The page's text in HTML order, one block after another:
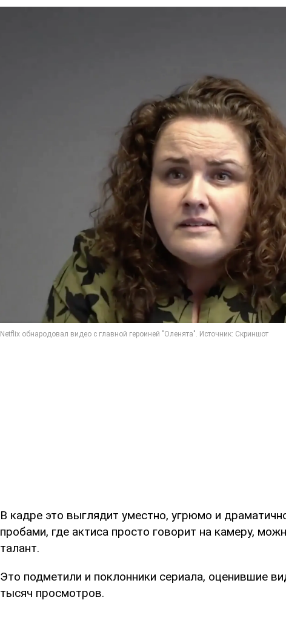
В кадре это выглядит уместно, угрюмо и
пробами, где актиса просто говорит на камеру,
талант.
Это подметили и поклонники сериала, оценившие
тысяч просмотров.